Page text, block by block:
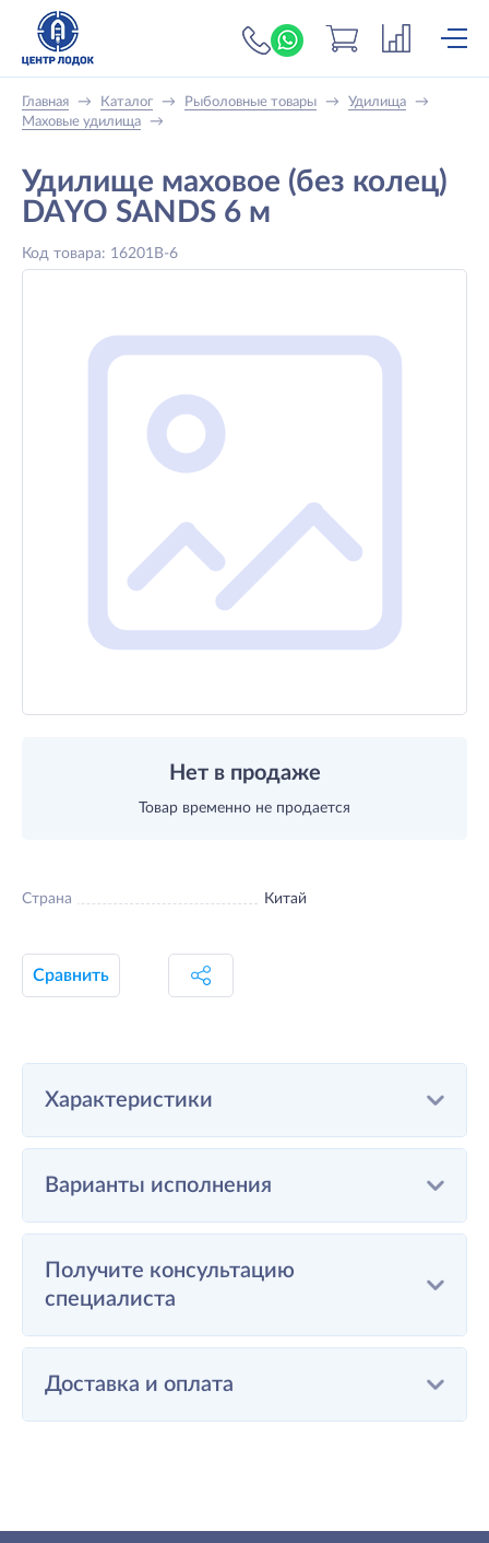
+7 (919) 698-56-
Главная → Каталог → Рыболовные товары → Удилища
→
Маховые удилища
→
Удилище маховое (без колец)
DAYO SANDS 6 м
Код товара: 16201B-6
Нет в продаже
Товар временно не продается
Страна Китай
Сравнить
Характеристики
Варианты исполнения
Получите консультацию
специалиста
Доставка и оплата